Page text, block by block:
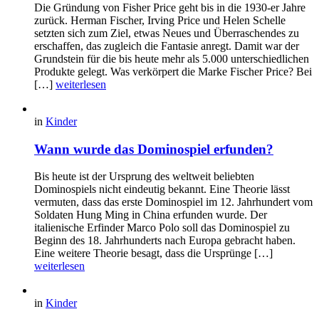
Die Gründung von Fisher Price geht bis in die 1930-er Jahre
zurück. Herman Fischer, Irving Price und Helen Schelle
setzten sich zum Ziel, etwas Neues und Überraschendes zu
erschaffen, das zugleich die Fantasie anregt. Damit war der
Grundstein für die bis heute mehr als 5.000 unterschiedlichen
Produkte gelegt. Was verkörpert die Marke Fischer Price? Bei
[…] weiterlesen
in Kinder
Wann wurde das Dominospiel erfunden?
Bis heute ist der Ursprung des weltweit beliebten
Dominospiels nicht eindeutig bekannt. Eine Theorie lässt
vermuten, dass das erste Dominospiel im 12. Jahrhundert vom
Soldaten Hung Ming in China erfunden wurde. Der
italienische Erfinder Marco Polo soll das Dominospiel zu
Beginn des 18. Jahrhunderts nach Europa gebracht haben.
Eine weitere Theorie besagt, dass die Ursprünge […]
weiterlesen
in Kinder